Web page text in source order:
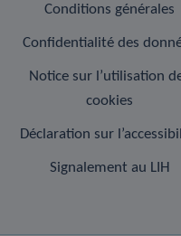
Conditions générales
Confidentialité des
Notice sur l’utilisation
cookies
Déclaration sur
Signalement au LIH